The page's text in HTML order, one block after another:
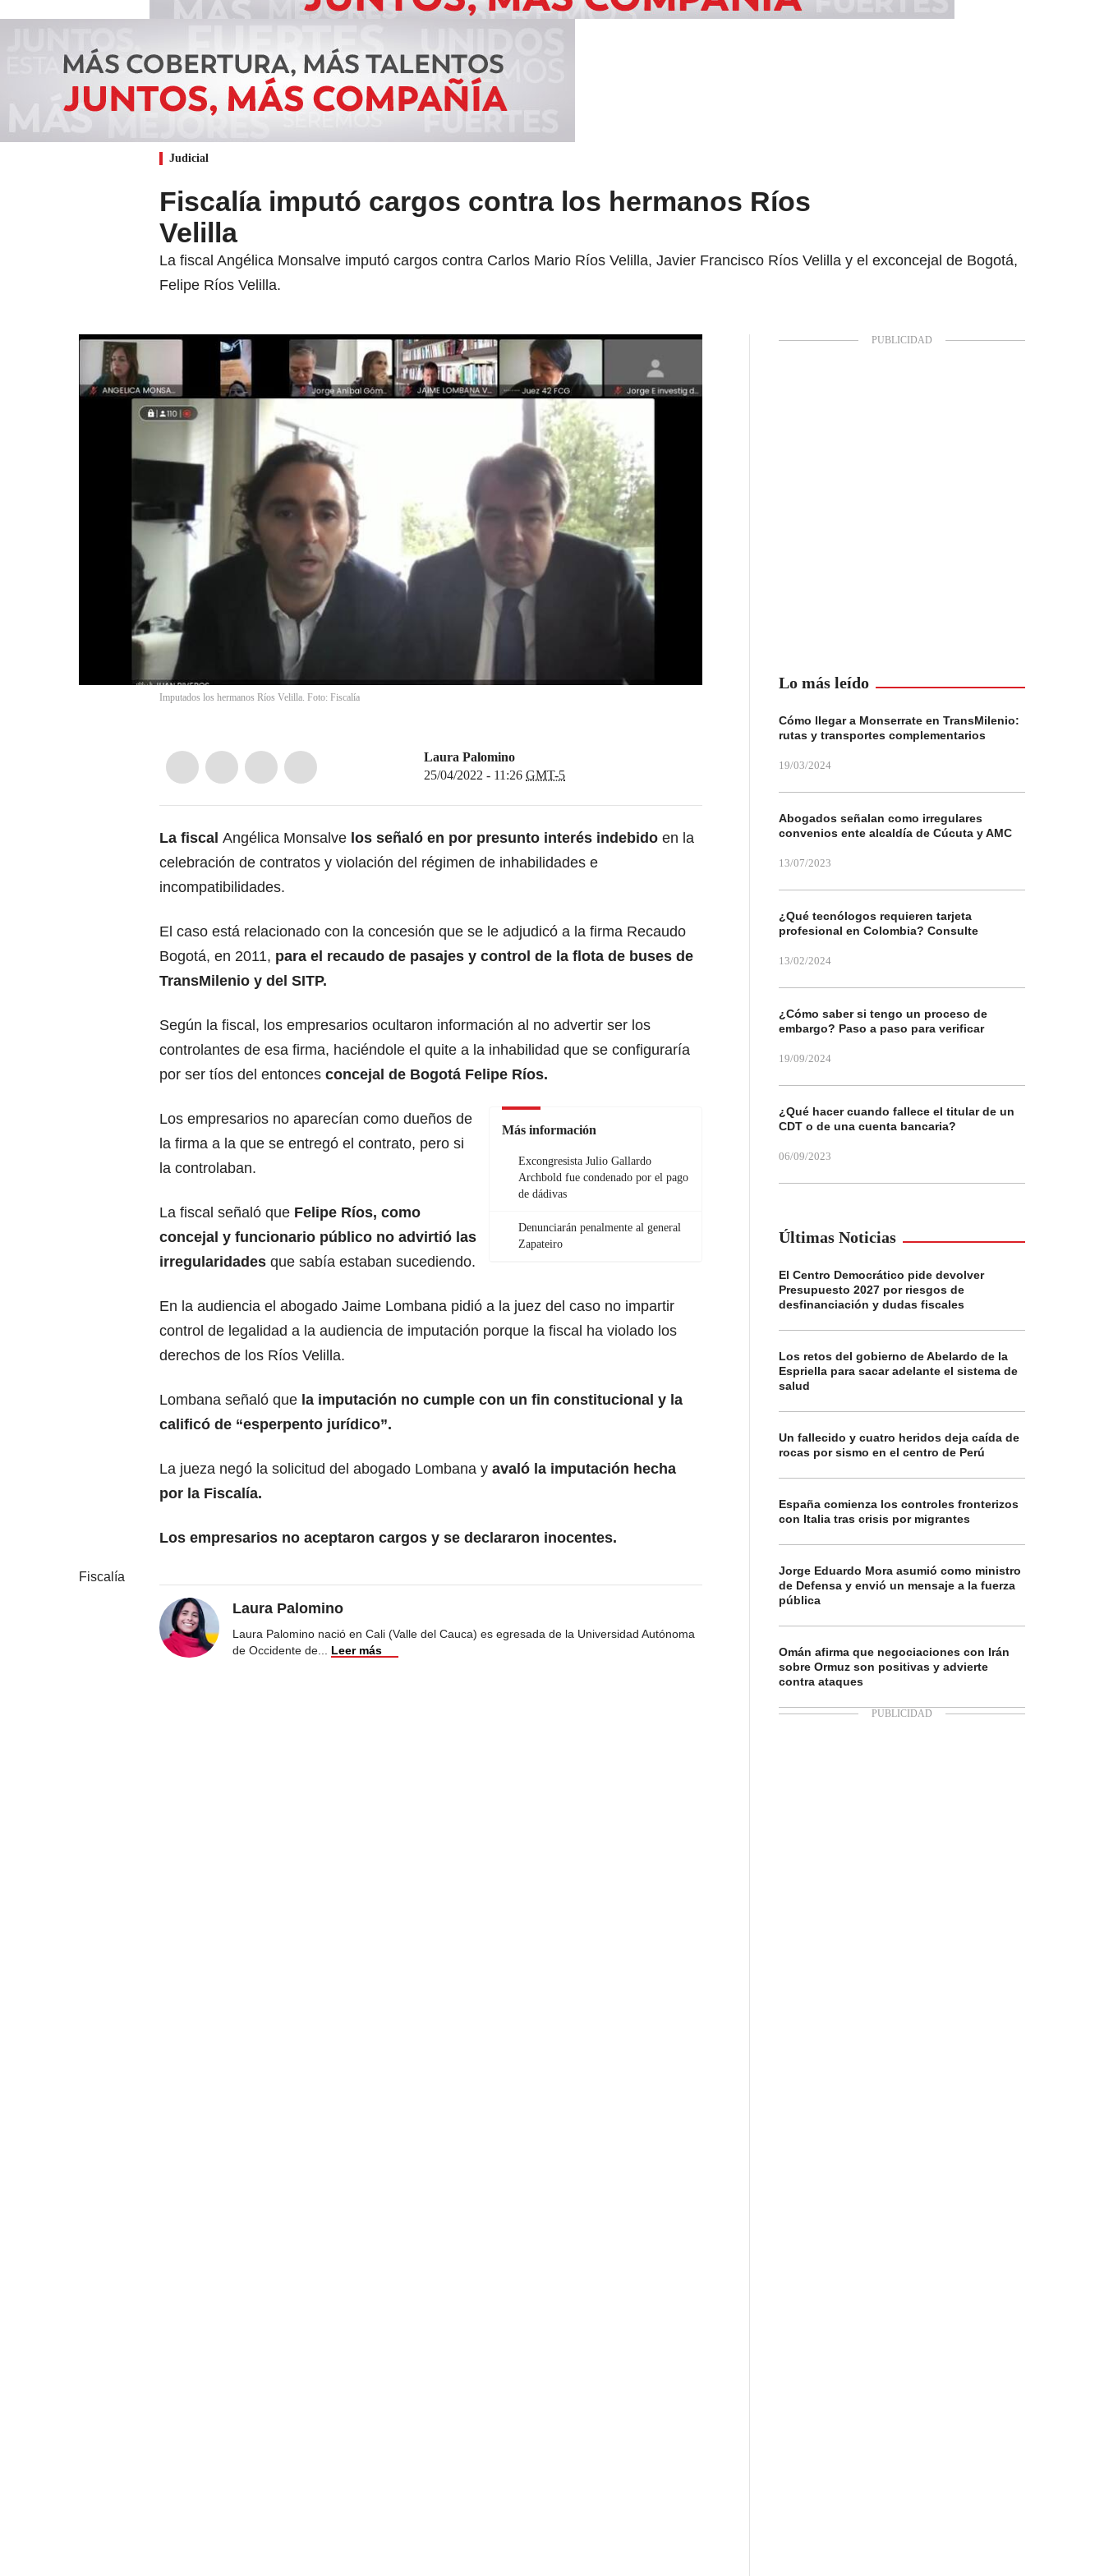
Judicial
Fiscalía imputó cargos contra los hermanos Ríos
Velilla
La fiscal Angélica Monsalve imputó cargos contra Carlos Mario Ríos Velilla, Javier Francisco Ríos Velilla y el exconcejal de Bogotá,
Felipe Ríos Velilla.
Imputados los hermanos Ríos Velilla. Foto: Fiscalía
Laura Palomino
25/04/2022 - 11:26 GMT-5
La fiscal Angélica Monsalve los señaló en por presunto interés indebido en la
celebración de contratos y violación del régimen de inhabilidades e
incompatibilidades.
El caso está relacionado con la concesión que se le adjudicó a la firma Recaudo
Bogotá, en 2011, para el recaudo de pasajes y control de la flota de buses de
TransMilenio y del SITP.
Según la fiscal, los empresarios ocultaron información al no advertir ser los
controlantes de esa firma, haciéndole el quite a la inhabilidad que se configuraría
por ser tíos del entonces concejal de Bogotá Felipe Ríos.
Más información
Excongresista Julio Gallardo
Archbold fue condenado por el pago
de dádivas
Denunciarán penalmente al general
Zapateiro
Los empresarios no aparecían como dueños de
la firma a la que se entregó el contrato, pero si
la controlaban.
La fiscal señaló que Felipe Ríos, como
concejal y funcionario público no advirtió las
irregularidades que sabía estaban sucediendo.
En la audiencia el abogado Jaime Lombana pidió a la juez del caso no impartir
control de legalidad a la audiencia de imputación porque la fiscal ha violado los
derechos de los Ríos Velilla.
Lombana señaló que la imputación no cumple con un fin constitucional y la
calificó de “esperpento jurídico”.
La jueza negó la solicitud del abogado Lombana y avaló la imputación hecha
por la Fiscalía.
Los empresarios no aceptaron cargos y se declararon inocentes.
Fiscalía
Laura Palomino
Laura Palomino nació en Cali (Valle del Cauca) es egresada de la Universidad Autónoma
de Occidente de
Leer más
Lo más leído
Cómo llegar a Monserrate en TransMilenio:
rutas y transportes complementarios
19/03/2024
Abogados señalan como irregulares
convenios ente alcaldía de Cúcuta y AMC
13/07/2023
¿Qué tecnólogos requieren tarjeta
profesional en Colombia? Consulte
13/02/2024
¿Cómo saber si tengo un proceso de
embargo? Paso a paso para verificar
19/09/2024
¿Qué hacer cuando fallece el titular de un
CDT o de una cuenta bancaria?
06/09/2023
Últimas Noticias
El Centro Democrático pide devolver
Presupuesto 2027 por riesgos de
desfinanciación y dudas fiscales
Los retos del gobierno de Abelardo de la
Espriella para sacar adelante el sistema de
salud
Un fallecido y cuatro heridos deja caída de
rocas por sismo en el centro de Perú
España comienza los controles fronterizos
con Italia tras crisis por migrantes
Jorge Eduardo Mora asumió como ministro
de Defensa y envió un mensaje a la fuerza
pública
Omán afirma que negociaciones con Irán
sobre Ormuz son positivas y advierte
contra ataques